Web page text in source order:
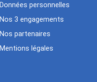
Données personnelles
Nos 3 engagements
Nos partenaires
Mentions légales